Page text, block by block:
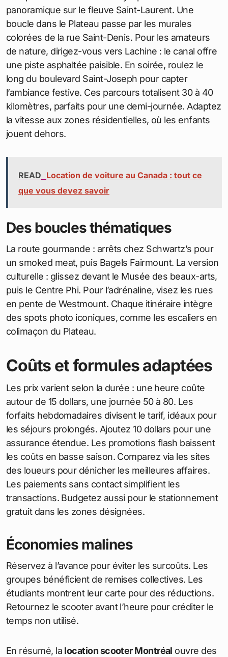
panoramique sur le fleuve Saint-Laurent. Une
boucle dans le Plateau passe par les murales
colorées de la rue Saint-Denis. Pour les amateurs
de nature, dirigez-vous vers Lachine : le canal offre
une piste asphaltée paisible. En soirée, roulez le
long du boulevard Saint-Joseph pour capter
l’ambiance festive. Ces parcours totalisent 30 à 40
kilomètres, parfaits pour une demi-journée. Adaptez
la vitesse aux zones résidentielles, où les enfants
jouent dehors.
READ Location de voiture au Canada : tout ce
que vous devez savoir
Des boucles thématiques
La route gourmande : arrêts chez Schwartz’s pour
un smoked meat, puis Bagels Fairmount. La version
culturelle : glissez devant le Musée des beaux-arts,
puis le Centre Phi. Pour l’adrénaline, visez les rues
en pente de Westmount. Chaque itinéraire intègre
des spots photo iconiques, comme les escaliers en
colimaçon du Plateau.
Coûts et formules adaptées
Les prix varient selon la durée : une heure coûte
autour de 15 dollars, une journée 50 à 80. Les
forfaits hebdomadaires divisent le tarif, idéaux pour
les séjours prolongés. Ajoutez 10 dollars pour une
assurance étendue. Les promotions flash baissent
les coûts en basse saison. Comparez via les sites
des loueurs pour dénicher les meilleures affaires.
Les paiements sans contact simplifient les
transactions. Budgetez aussi pour le stationnement
gratuit dans les zones désignées.
Économies malines
Réservez à l’avance pour éviter les surcoûts. Les
groupes bénéficient de remises collectives. Les
étudiants montrent leur carte pour des réductions.
Retournez le scooter avant l’heure pour créditer le
temps non utilisé.
En résumé, la location scooter Montréal ouvre des